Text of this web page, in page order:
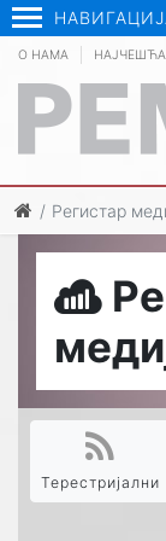
О НАМА
Регистар
Терестријални